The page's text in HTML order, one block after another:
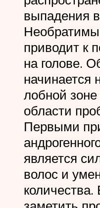
выпадения
приводит к
на голове.
начинается
лобной
области
Первыми
является
волос и